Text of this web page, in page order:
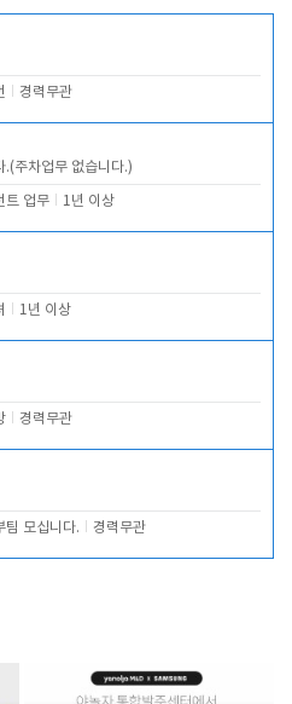
경력무관
.(주차업무 없습니다.)
트 업무 1년 이상
1년 이상
경력무관
팀 모십니다. 경력무관